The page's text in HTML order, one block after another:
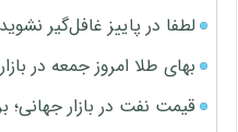
لطفا در پاییز غافل‌گیر نشوید
بهای طلا امروز جمعه در
قیمت نفت در بازار جهانی؛ برنت به 83